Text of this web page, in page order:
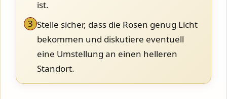
ist.
3 Stelle sicher, dass die Rosen genug Licht
bekommen und diskutiere eventuell
eine Umstellung an einen helleren
Standort.